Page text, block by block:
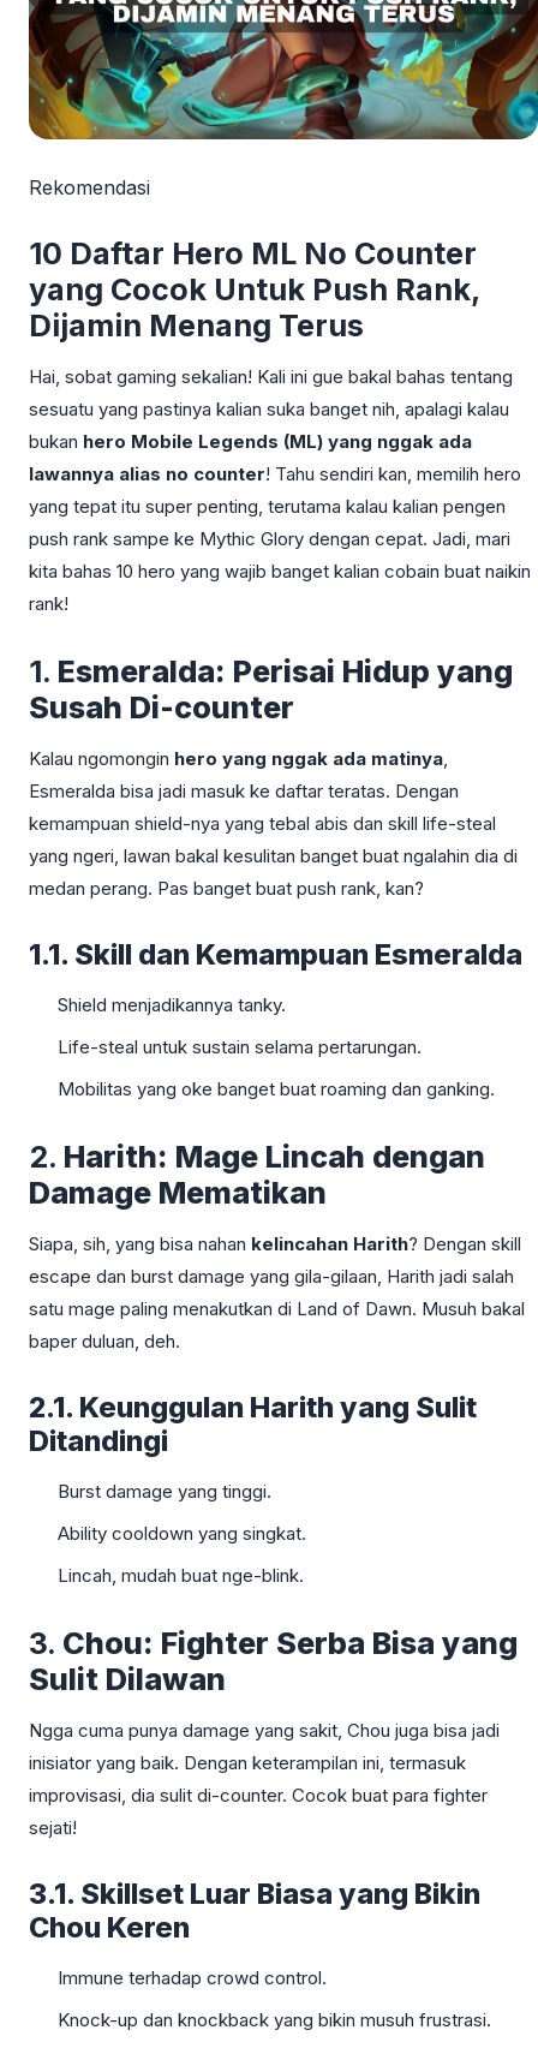
Rekomendasi
10 Daftar Hero ML No Counter
yang Cocok Untuk Push Rank,
Dijamin Menang Terus
Hai, sobat gaming sekalian! Kali ini gue bakal bahas tentang
sesuatu yang pastinya kalian suka banget nih, apalagi kalau
bukan hero Mobile Legends (ML) yang nggak ada
lawannya alias no counter! Tahu sendiri kan, memilih hero
yang tepat itu super penting, terutama kalau kalian pengen
push rank sampe ke Mythic Glory dengan cepat. Jadi, mari
kita bahas 10 hero yang wajib banget kalian cobain buat naikin
rank!
1. Esmeralda: Perisai Hidup yang
Susah Di-counter
Kalau ngomongin hero yang nggak ada matinya,
Esmeralda bisa jadi masuk ke daftar teratas. Dengan
kemampuan shield-nya yang tebal abis dan skill life-steal
yang ngeri, lawan bakal kesulitan banget buat ngalahin dia di
medan perang. Pas banget buat push rank, kan?
1.1. Skill dan Kemampuan Esmeralda
Shield menjadikannya tanky.
Life-steal untuk sustain selama pertarungan.
Mobilitas yang oke banget buat roaming dan ganking.
2. Harith: Mage Lincah dengan
Damage Mematikan
Siapa, sih, yang bisa nahan kelincahan Harith? Dengan skill
escape dan burst damage yang gila-gilaan, Harith jadi salah
satu mage paling menakutkan di Land of Dawn. Musuh bakal
baper duluan, deh.
2.1. Keunggulan Harith yang Sulit
Ditandingi
Burst damage yang tinggi.
Ability cooldown yang singkat.
Lincah, mudah buat nge-blink.
3. Chou: Fighter Serba Bisa yang
Sulit Dilawan
Ngga cuma punya damage yang sakit, Chou juga bisa jadi
inisiator yang baik. Dengan keterampilan ini, termasuk
improvisasi, dia sulit di-counter. Cocok buat para fighter
sejati!
3.1. Skillset Luar Biasa yang Bikin
Chou Keren
Immune terhadap crowd control.
Knock-up dan knockback yang bikin musuh frustrasi.